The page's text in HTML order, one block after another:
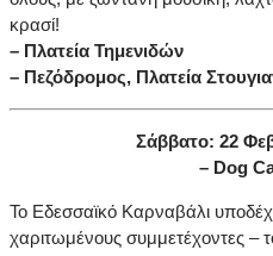
κρασί!
– Πλατεία Τημενιδών
– Πεζόδρομος, Πλατεία
Σάββατο: 22
– Dog
Το Εδεσσαϊκό Καρναβάλι
χαριτωμένους συμμετέχοντες –